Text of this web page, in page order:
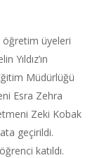
öğretim üyeleri
Yıldız’ın
Müdürlüğü
Esra Zehra
Zeki Kobak
geçirildi.
katıldı.